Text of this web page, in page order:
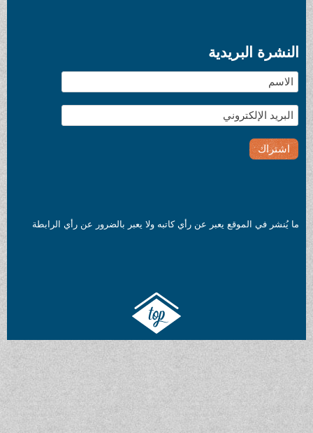
النشرة البريدية
ما يُنشر في الموقع يعبر عن رأي كاتبه ولا يعبر بالضرور عن رأي الرابطة